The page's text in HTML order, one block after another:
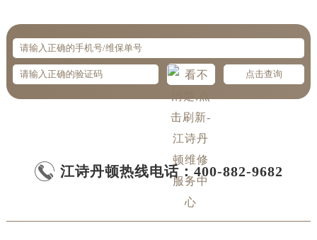
 江诗丹顿热线电话：400-882-9682